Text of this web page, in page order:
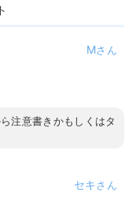
M
注意書きかもしくはタ
セキ